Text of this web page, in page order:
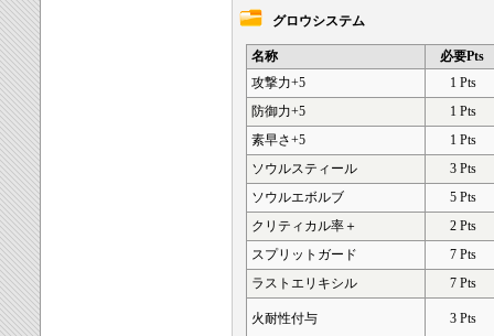
グロウシステム
名称
必要Pts
攻撃力+5
1 Pts
防御力+5
1 Pts
素早さ+5
1 Pts
ソウルスティール
3 Pts
ソウルエボルブ
5 Pts
クリティカル率＋
2 Pts
スプリットガード
7 Pts
ラストエリキシル
7 Pts
火耐性付与 3 Pts